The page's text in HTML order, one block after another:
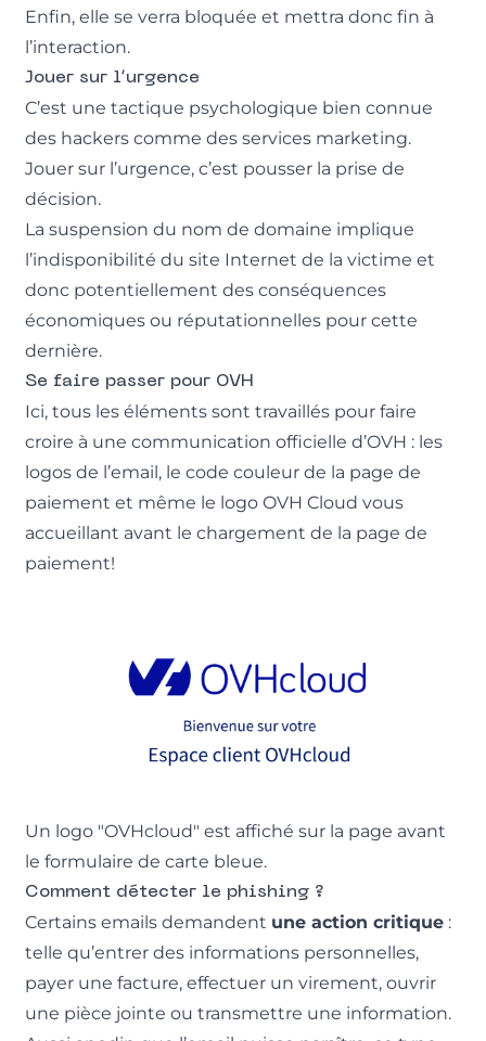
Enfin, elle se verra bloquée et mettra donc fin à
l’interaction.
Jouer sur l’urgence
C’est une tactique psychologique bien connue
des hackers comme des services marketing.
Jouer sur l’urgence, c’est pousser la prise de
décision.
La suspension du nom de domaine implique
l’indisponibilité du site Internet de la victime et
donc potentiellement des conséquences
économiques ou réputationnelles pour cette
dernière.
Se faire passer pour OVH
Ici, tous les éléments sont travaillés pour faire
croire à une communication officielle d’OVH : les
logos de l’email, le code couleur de la page de
paiement et même le logo OVH Cloud vous
accueillant avant le chargement de la page de
paiement!
Un logo "OVHcloud" est affiché sur la page avant
le formulaire de carte bleue.
Comment détecter le phishing ?
Certains emails demandent une action critique:
telle qu’entrer des informations personnelles,
payer une facture, effectuer un virement, ouvrir
une pièce jointe ou transmettre une information.